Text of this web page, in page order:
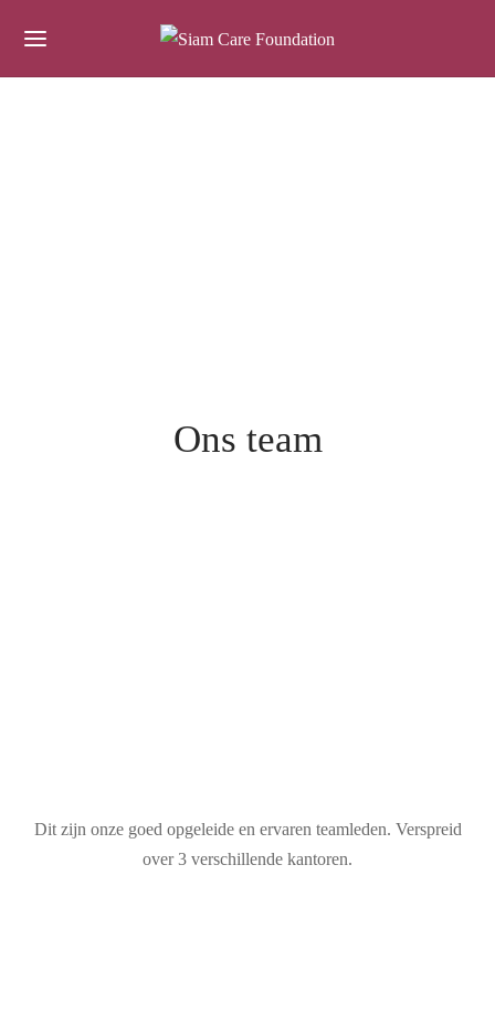
Ons team
Dit zijn onze goed opgeleide en ervaren teamleden. Verspreid
over 3 verschillende kantoren.